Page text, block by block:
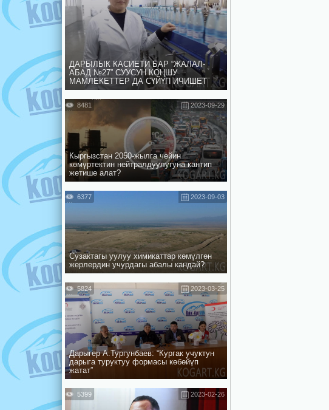
ДАРЫЛЫК КАСИЕТИ БАР “ЖАЛАЛ-
АБАД №27” СУУСУН КОҢШУ
МАМЛЕКЕТТЕР ДА СҮЙҮП ИЧИШЕТ
2023-09-29
8481
Кыргызстан 2050-жылга чейин
көмүртектин нейтралдуулугуна кантип
жетише алат?
2023-09-03
6377
Сузактагы уулуу химикаттар көмүлгөн
жерлердин учурдагы абалы кандай?
2023-03-25
5824
Дарыгер А.Тургунбаев: “Кургак учуктун
дарыга туруктуу формасы көбөйүп
жатат”
2023-02-26
5399